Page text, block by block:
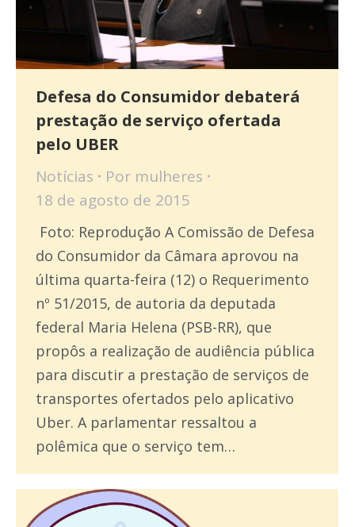
Defesa do Consumidor debaterá
prestação de serviço ofertada
pelo UBER
Notícias Por mulheres
18 de agosto de 2015
Foto: Reprodução A Comissão de Defesa
do Consumidor da Câmara aprovou na
última quarta-feira (12) o Requerimento
nº 51/2015, de autoria da deputada
federal Maria Helena (PSB-RR), que
propôs a realização de audiência pública
para discutir a prestação de serviços de
transportes ofertados pelo aplicativo
Uber. A parlamentar ressaltou a
polêmica que o serviço tem…